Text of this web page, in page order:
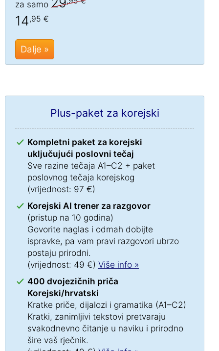
za samo
14 ,95 €
Dalje »
Plus-paket za korejski
Kompletni paket za korejski
uključujući poslovni tečaj
Sve razine tečaja A1–C2 + paket
poslovnog tečaja korejskog
(vrijednost: 97 €)
Korejski AI trener za razgovor
(pristup na 10 godina)
Govorite naglas i odmah dobijte
ispravke, pa vam pravi razgovori ubrzo
postaju prirodni.
(vrijednost: 49 €) Više info »
400 dvojezičnih priča
Korejski/hrvatski
Kratke priče, dijalozi i gramatika (A1–C2)
Kratki, zanimljivi tekstovi pretvaraju
svakodnevno čitanje u naviku i prirodno
šire vaš rječnik.